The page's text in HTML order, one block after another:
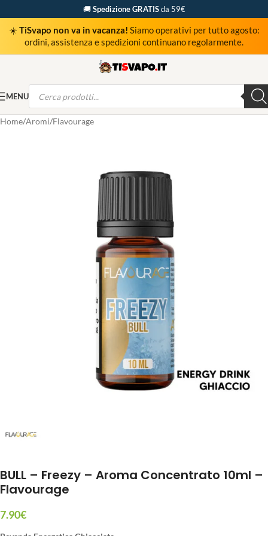
🚚Spedizione GRATISda 59€
☀️ TiSvapo non va in vacanza! Siamo operativi per tutto agosto:
ordini, assistenza e spedizioni continuano regolarmente.
MENU
Home Aromi Flavourage
BULL – Freezy – Aroma Concentrato 10ml –
Flavourage
7.90€